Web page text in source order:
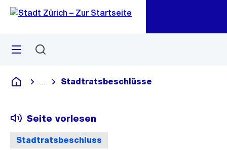
Navigation
Sprunglink
Menü
Deutsch
Blende alle Breadcrumbs ein
Stadtratsbeschlüsse
Stadtratsbeschluss
Seite vorlesen